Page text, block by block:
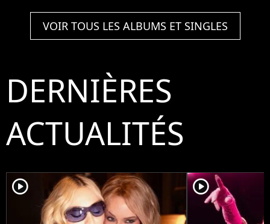
VOIR TOUS LES ALBUMS ET SINGLES
DERNIÈRES
ACTUALITÉS
player2 player2